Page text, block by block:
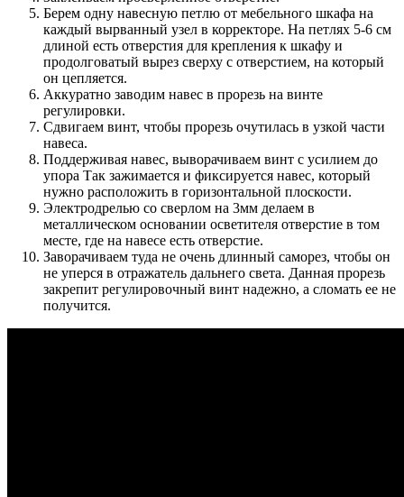
Берем одну навесную петлю от мебельного шкафа на
каждый вырванный узел в корректоре. На петлях 5-6 см
длиной есть отверстия для крепления к шкафу и
продолговатый вырез сверху с отверстием, на который
он цепляется.
Аккуратно заводим навес в прорезь на винте
регулировки.
Сдвигаем винт, чтобы прорезь очутилась в узкой части
навеса.
Поддерживая навес, выворачиваем винт с усилием до
упора Так зажимается и фиксируется навес, который
нужно расположить в горизонтальной плоскости.
Электродрелью со сверлом на 3мм делаем в
металлическом основании осветителя отверстие в том
месте, где на навесе есть отверстие.
Заворачиваем туда не очень длинный саморез, чтобы он
не уперся в отражатель дальнего света. Данная прорезь
закрепит регулировочный винт надежно, а сломать ее не
получится.